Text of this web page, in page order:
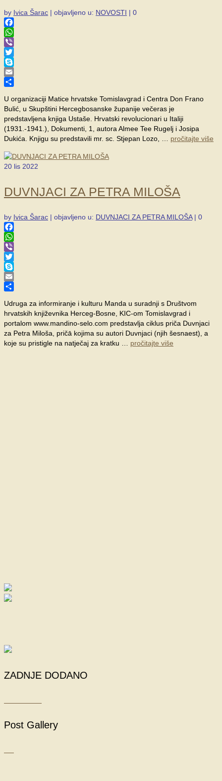
by Ivica Šarac | objavljeno u: NOVOSTI | 0
Facebook
WhatsApp
Viber
Twitter
Skype
Email
U organizaciji Matice hrvatske Tomislavgrad i Centra Don Frano
Bulić, u Skupštini Hercegbosanske županije večeras je
predstavljena knjiga Ustaše. Hrvatski revolucionari u Italiji
(1931.-1941.), Dokumenti, 1, autora Almee Tee Rugelj i Josipa
Dukića. Knjigu su predstavili mr. sc. Stjepan Lozo, … pročitajte više
20 lis 2022
DUVNJACI ZA PETRA MILOŠA
by Ivica Šarac | objavljeno u: DUVNJACI ZA PETRA MILOŠA | 0
Facebook
WhatsApp
Viber
Twitter
Skype
Email
Udruga za informiranje i kulturu Manda u suradnji s Društvom
hrvatskih književnika Herceg-Bosne, KIC-om Tomislavgrad i
portalom www.mandino-selo.com predstavlja ciklus priča Duvnjaci
za Petra Miloša, pričā kojima su autori Duvnjaci (njih šesnaest), a
koje su pristigle na natječaj za kratku … pročitajte više
ZADNJE DODANO
Post Gallery